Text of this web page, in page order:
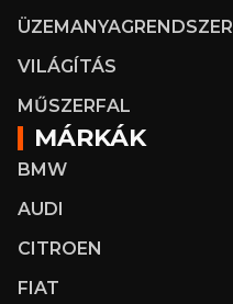
ÜZEMANYAGRENDSZER
VILÁGÍTÁS
MŰSZERFAL
MÁRKÁK
BMW
AUDI
CITROEN
FIAT